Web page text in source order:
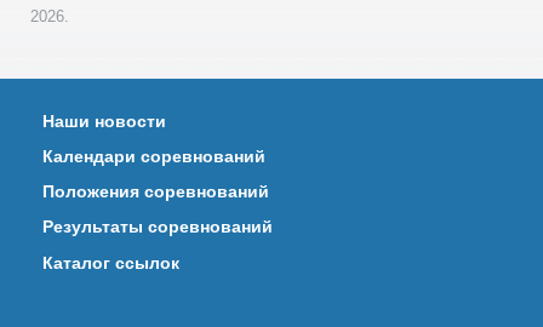
2026.
Наши новости
Календари соревнований
Положения соревнований
Результаты соревнований
Каталог ссылок